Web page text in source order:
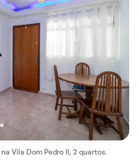
Vila Dom Pedro II, 2 quartos.